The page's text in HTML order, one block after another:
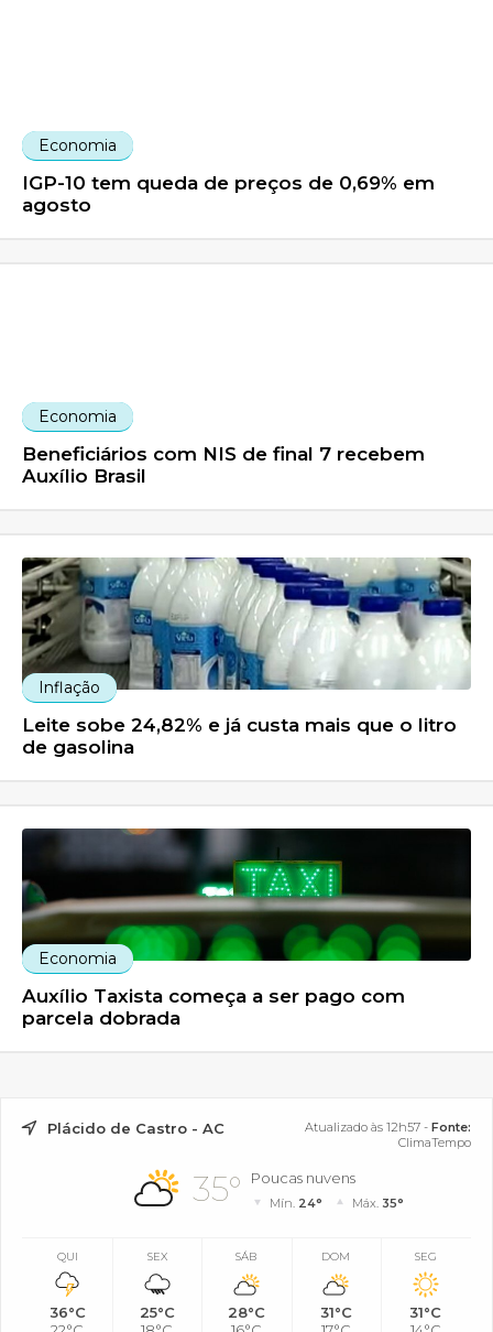
Economia
IGP-10 tem queda de preços de 0,69% em
agosto
Economia
Beneficiários com NIS de final 7 recebem
Auxílio Brasil
Inflação
Leite sobe 24,82% e já custa mais que o litro
de gasolina
Economia
Auxílio Taxista começa a ser pago com
parcela dobrada
Plácido de Castro - AC Atualizado às 12h57 - Fonte:
ClimaTempo
35° Poucas nuvens
Mín. 24° Máx. 35°
QUI
36°C
SEX
25°C
SÁB
28°C
DOM
31°C
SEG
31°C